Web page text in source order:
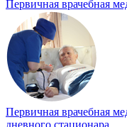
Первичная врачебная
Первичная врачебная
дневного стационара